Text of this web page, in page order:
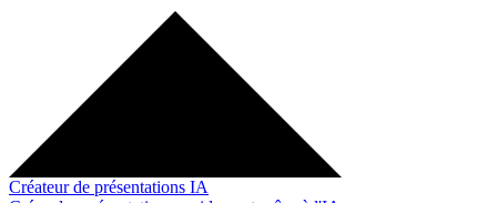
Créateur de présentations IA